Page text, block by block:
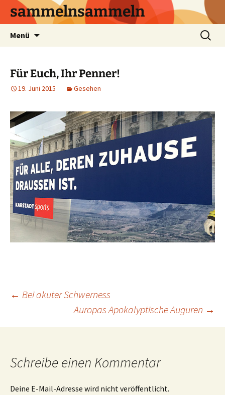
sammelnsammeln
Menü
Suchen
nach:
Für Euch, Ihr Penner!
19. Juni 2015 Gesehen
Beitrags-
Navigation
← Bei akuter Schwerness
Auropas Apokalyptische Auguren →
Schreibe einen Kommentar
Deine E-Mail-Adresse wird nicht veröffentlicht.